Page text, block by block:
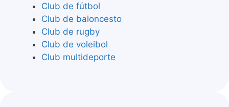
Club de fútbol
Club de baloncesto
Club de rugby
Club de voleibol
Club multideporte